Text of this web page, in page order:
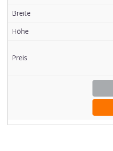
Breite
Höhe
Preis